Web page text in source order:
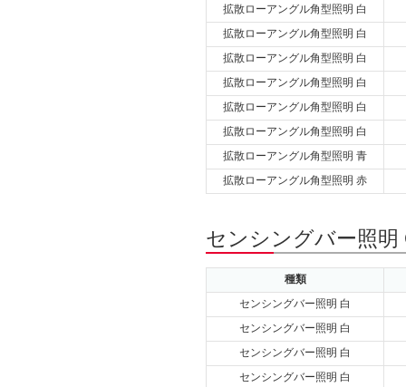
拡散ローアングル角型照明 白
拡散ローアングル角型照明 白
拡散ローアングル角型照明 白
拡散ローアングル角型照明 白
拡散ローアングル角型照明 白
拡散ローアングル角型照明 白
拡散ローアングル角型照明 青
拡散ローアングル角型照明 赤
センシングバー照明
種類
センシングバー照明 白
センシングバー照明 白
センシングバー照明 白
センシングバー照明 白